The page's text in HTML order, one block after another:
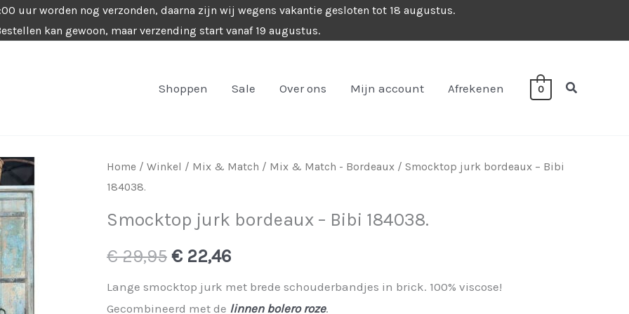
uur worden nog verzonden, daarna zijn wij wegens vakantie gesloten tot 18 augustus.
kan gewoon, maar verzending start vanaf 19 augustus.
Shoppen Sale Over ons Mijn account Afrekenen 0 Zoeken
Home / Winkel / Mix & Match / Mix & Match - Bordeaux / Smocktop jurk bordeaux – Bibi
184038.
Smocktop jurk bordeaux – Bibi 184038.
€29,95 Oorspronkelijke
prijs
€ 22,46Huidige
prijs
Lange smocktop jurk met brede schouderbandjes in brick. 100% viscose!
Gecombineerd met de linnen bolero roze.